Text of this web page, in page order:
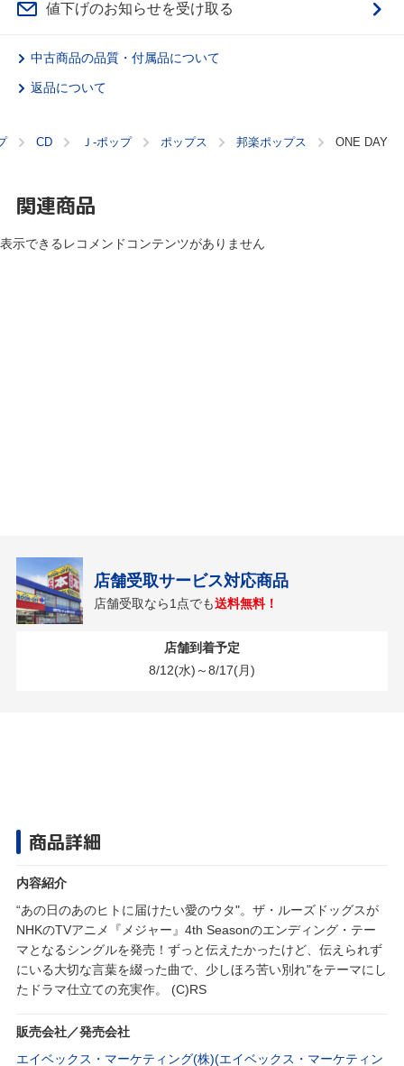
値下げのお知らせを受け取る
中古商品の品質・付属品について
返品について
CD Ｊ‐ポップ ポップス 邦楽ポップス ONE DAY
関連商品
表示できるレコメンドコンテンツがありません
店舗受取サービス対応商品
店舗受取なら1点でも送料無料！
店舗到着予定
8/12(水)～8/17(月)
商品詳細
内容紹介
“あの日のあのヒトに届けたい愛のウタ"。ザ・ルーズドッグスが
NHKのTVアニメ『メジャー』4th Seasonのエンディング・テー
マとなるシングルを発売！ずっと伝えたかったけど、伝えられず
にいる大切な言葉を綴った曲で、少しほろ苦い別れ"をテーマにし
たドラマ仕立ての充実作。 (C)RS
販売会社／発売会社
エイベックス・マーケティング(株)(エイベックス・マーケティン